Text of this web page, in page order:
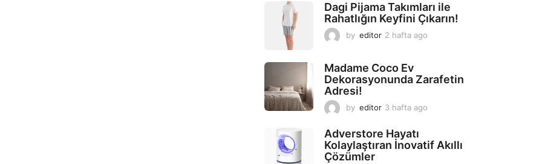
Dagi Pijama Takımları ile
Rahatlığın Keyfini Çıkarın!
by editor 2 hafta ago
g
Madame Coco Ev
Dekorasyonunda Zarafetin
Adresi!
by editor 3 hafta ago
a
Adverstore Hayatı
Kolaylaştıran İnovatif Akıllı
Çözümler